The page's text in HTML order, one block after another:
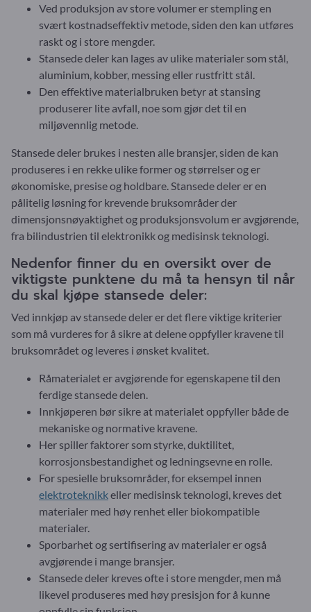
Ved produksjon av store volumer er stempling en
svært kostnadseffektiv metode, siden den kan utføres
raskt og i store mengder.
Stansede deler kan lages av ulike materialer som stål,
aluminium, kobber, messing eller rustfritt stål.
Den effektive materialbruken betyr at stansing
produserer lite avfall, noe som gjør det til en
miljøvennlig metode.
Stansede deler brukes i nesten alle bransjer, siden de kan
produseres i en rekke ulike former og størrelser og er
økonomiske, presise og holdbare. Stansede deler er en
pålitelig løsning for krevende bruksområder der
dimensjonsnøyaktighet og produksjonsvolum er avgjørende,
fra bilindustrien til elektronikk og medisinsk teknologi.
Nedenfor finner du en oversikt over de
viktigste punktene du må ta hensyn til når
du skal kjøpe stansede deler:
Ved innkjøp av stansede deler er det flere viktige kriterier
som må vurderes for å sikre at delene oppfyller kravene til
bruksområdet og leveres i ønsket kvalitet.
Råmaterialet er avgjørende for egenskapene til den
ferdige stansede delen.
Innkjøperen bør sikre at materialet oppfyller både de
mekaniske og normative kravene.
Her spiller faktorer som styrke, duktilitet,
korrosjonsbestandighet og ledningsevne en rolle.
For spesielle bruksområder, for eksempel innen
elektroteknikkeller medisinsk teknologi, kreves det
materialer med høy renhet eller biokompatible
materialer.
Sporbarhet og sertifisering av materialer er også
avgjørende i mange bransjer.
Stansede deler kreves ofte i store mengder, men må
likevel produseres med høy presisjon for å kunne